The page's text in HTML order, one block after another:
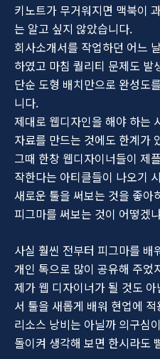
키노트가 무거워지면 맥북이
는 알고 싶지 않았습니다.
회사소개서를 작업하던 어느
하였고 마침 퀄리티 문제도 발
단순 도형 배치만으로 완성도
니다.
제대로 웹디자인을 해야 하는
자료를 만드는 것에도 한계가
그때 한창 웹디자이너들이 제
작한다는 아티클들이 나오기
새로운 툴을 써보는 것을 좋아
피그마를 써보는 것이 어떻겠
사실 훨씬 전부터 피그마를 배
개인 톡으로 많이 공유해 주었
제가 웹 디자이너가 될 것도
서 툴을 새롭게 배워 현업에 적
리소스 낭비는 아닐까 의구심
돌이켜 생각해 보면 한시라도